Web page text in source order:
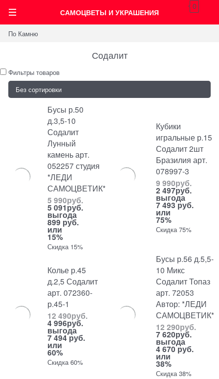
САМОЦВЕТЫ И УКРАШЕНИЯ
0
По Камню
Содалит
Фильтры товаров
Бусы р.50
д.3,5-10
Содалит
Лунный
камень арт.
052257 студия
*ЛЕДИ
САМОЦВЕТИК*
5 990руб.
5 091руб.
выгода
899 руб.
или
15%
Скидка 15%
Кубики
игральные р.15
Содалит 2шт
Бразилия арт.
078997-3
9 990руб.
2 497руб.
выгода
7 493 руб.
или
75%
Скидка 75%
Колье р.45
д.2,5 Содалит
арт. 072360-
р.45-1
12 490руб.
4 996руб.
выгода
7 494 руб.
или
60%
Скидка 60%
Бусы р.56 д.5,5-
10 Микс
Содалит Топаз
арт. 72053
Автор: *ЛЕДИ
САМОЦВЕТИК*
12 290руб.
7 620руб.
выгода
4 670 руб.
или
38%
Скидка 38%